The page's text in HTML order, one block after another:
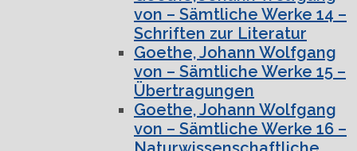
von – Sämtliche Werke 14 –
Schriften zur Literatur
Goethe, Johann Wolfgang
von – Sämtliche Werke 15 –
Übertragungen
Goethe, Johann Wolfgang
von – Sämtliche Werke 16 –